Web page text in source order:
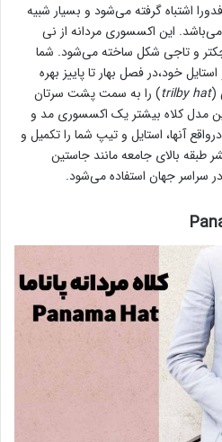
اشتباه گرفته می‌شود و بسیار شبیه
این اکسسوری مردانه از نی
و تاجی شکل ساخته می‌شود. شما
خود،در فصل بهار تا پاییز بهره
(
trilby hat) را به سمت پشت سرتان
مدل کلاه بیشتر یک اکسسوری مد و
آنها، استایل و تیپ شما را تکمیل و
طبقه بالای جامعه مانند جاستین
سراسر جهان استفاده می‌شود.